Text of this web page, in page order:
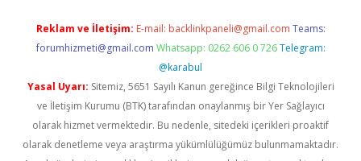
Reklam ve İletişim: E-mail: backlinkpaneli@gmail.com Teams:
forumhizmeti@gmail.com Whatsapp: 0262 606 0 726 Telegram:
@karabul
Yasal Uyarı: Sitemiz, 5651 Sayılı Kanun gereğince Bilgi Teknolojileri
ve İletişim Kurumu (BTK) tarafından onaylanmış bir Yer Sağlayıcı
olarak hizmet vermektedir. Bu nedenle, sitedeki içerikleri proaktif
olarak denetleme veya araştırma yükümlülüğümüz bulunmamaktadır.